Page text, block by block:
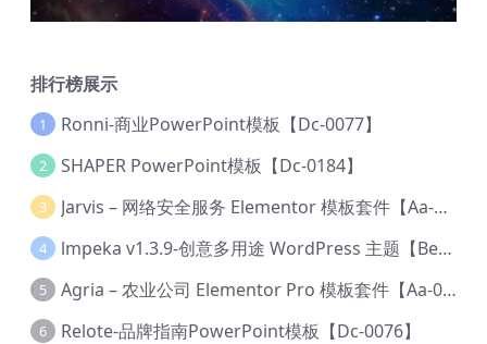
排行榜展示
1 Ronni-商业PowerPoint模板【Dc-0077】
2 SHAPER PowerPoint模板【Dc-0184】
3 Jarvis – 网络安全服务 Elementor 模板套件【Aa-0035】
4 lmpeka v1.3.9-创意多用途 WordPress 主题【Be-0064】
5 Agria – 农业公司 Elementor Pro 模板套件【Aa-0003】
6 Relote-品牌指南PowerPoint模板【Dc-0076】